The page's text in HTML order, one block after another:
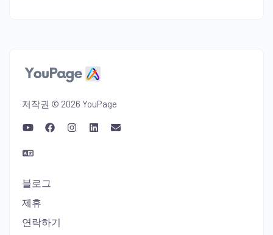
저작권 © 2026 YouPage
블로그
제휴
연락하기